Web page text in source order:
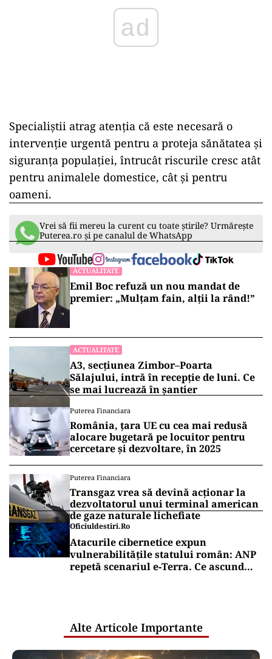
Specialiștii atrag atenția că este necesară o
intervenție urgentă pentru a proteja sănătatea și
siguranța populației, întrucât riscurile cresc atât
pentru animalele domestice, cât și pentru
oameni.
Vrei să fii mereu la curent cu toate știrile? Urmărește
Puterea.ro și pe canalul de WhatsApp
ACTUALITATE
Emil Boc refuză un nou mandat de
premier: „Mulțam fain, alții la rând!”
ACTUALITATE
A3, secțiunea Zimbor–Poarta
Sălajului, intră în recepție de luni. Ce
se mai lucrează în șantier
Puterea Financiara
România, țara UE cu cea mai redusă
alocare bugetară pe locuitor pentru
cercetare și dezvoltare, în 2025
Puterea Financiara
Transgaz vrea să devină acționar la
dezvoltatorul unui terminal american
de gaze naturale lichefiate
Oficiuldestiri.ro
Atacurile cibernetice expun
vulnerabilitățile statului român: ANP
repetă scenariul e‑Terra. Ce ascund
Alte Articole Importante